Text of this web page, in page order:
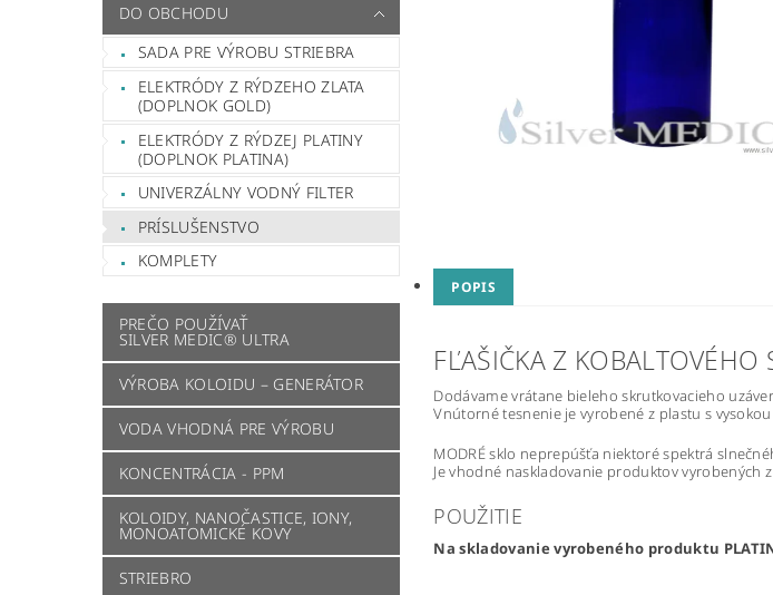
DO OBCHODU
SADA PRE VÝROBU STRIEBRA
ELEKTRÓDY Z RÝDZEHO ZLATA
(DOPLNOK GOLD)
ELEKTRÓDY Z RÝDZEJ PLATINY
(DOPLNOK PLATINA)
UNIVERZÁLNY VODNÝ FILTER
PRÍSLUŠENSTVO
KOMPLETY
PREČO POUŽÍVAŤ
SILVER MEDIC® ULTRA
VÝROBA KOLOIDU – GENERÁTOR
VODA VHODNÁ PRE VÝROBU
KONCENTRÁCIA - PPM
KOLOIDY, NANOČASTICE, IONY,
MONOATOMICKÉ KOVY
STRIEBRO
POPIS
FĽAŠIČKA Z
Dodávame vrátane bieleho skrutkovacieho
Vnútorné tesnenie je vyrobené z plastu s
MODRÉ sklo neprepúšťa niektoré spektrá
Je vhodné naskladovanie produktov vyrobených
POUŽITIE
Na skladovanie vyrobeného produktu